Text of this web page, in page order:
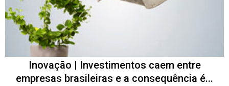
Inovação | Investimentos caem entre
empresas brasileiras e a consequência é...